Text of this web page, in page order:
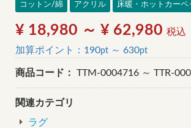
コットン/綿 アクリル 床暖・ホットカーペ
¥ 18,980 ～ ¥ 62,980 税込
加算ポイント： 190pt ～ 630pt
商品コード： TTM-0004716 ～ TTR-
関連カテゴリ
ラグ